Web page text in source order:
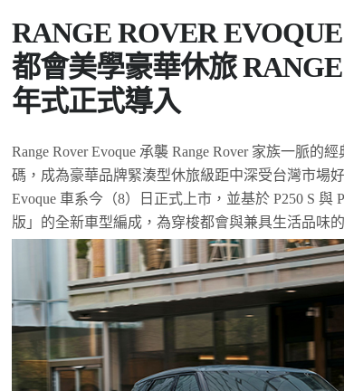
RANGE ROVER
都會美學豪華休旅
年式正式導入
Range Rover Evoque 承襲 Range Rover 家族一脈的
碼，成為豪華品牌緊湊型休旅級距中深受台灣市場
Evoque 車系今（8）日正式上市，並基於 P250 S 與
版」的全新車型編成，為穿梭都會與兼具生活品味